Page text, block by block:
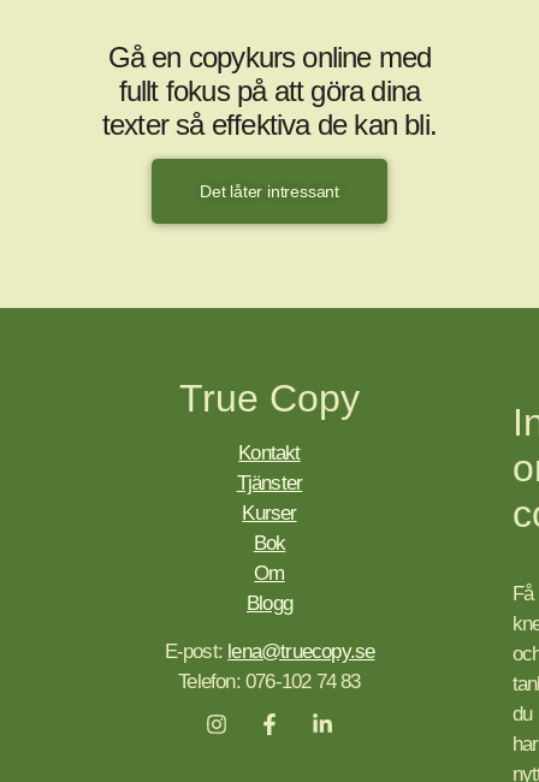
Gå en copykurs online med
fullt fokus på att göra dina
texter så effektiva de kan bli.
Det låter intressant
True Copy
Kontakt
Tjänster
Kurser
Bok
Om
Blogg
E-post: lena@truecopy.se
Telefon: 076-102 74 83
Få
du
har